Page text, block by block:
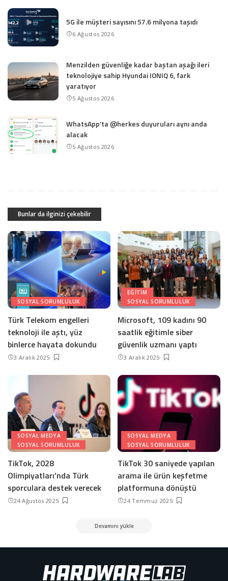
5G ile müşteri sayısını 57.6 milyona taşıdı
6 Ağustos 2026
Menzilden güvenliğe kadar baştan aşağı ileri
teknolojiye sahip Hyundai IONIQ 6, fark
yaratıyor
5 Ağustos 2026
WhatsApp’ta @herkes duyuruları aynı anda
alacak
5 Ağustos 2026
Bunlar da ilginizi çekebilir
SOSYAL SORUMLULUK
Türk Telekom engelleri
teknoloji ile aştı, yüz
binlerce hayata dokundu
3 Aralık 2025
EĞITIM
SOSYAL SORUMLULUK
Microsoft, 109 kadını 90
saatlik eğitimle siber
güvenlik uzmanı yaptı
3 Aralık 2025
SOSYAL MEDYA
SOSYAL SORUMLULUK
TikTok, 2028
Olimpiyatları’nda Türk
sporculara destek verecek
24 Ağustos 2025
SOSYAL MEDYA
SOSYAL SORUMLULUK
TikTok 30 saniyede yapılan
arama ile ürün keşfetme
platformuna dönüştü
24 Temmuz 2025
Devamını yükle